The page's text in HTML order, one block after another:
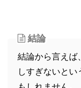
結論
結論から言えば
しすぎないと